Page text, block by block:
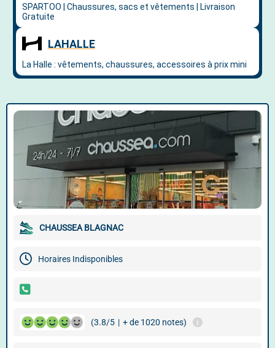
CHAUSSEA BLAGNAC
Horaires Indisponibles
(3.8/5 | + de 1020 notes)